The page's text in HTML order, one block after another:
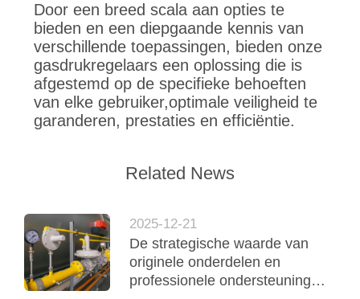
Door een breed scala aan opties te
bieden en een diepgaande kennis van
verschillende toepassingen, bieden onze
gasdrukregelaars een oplossing die is
afgestemd op de specifieke behoeften
van elke gebruiker,optimale veiligheid te
garanderen, prestaties en efficiëntie.
Related News
2025-12-21
De strategische waarde van
originele onderdelen en
professionele ondersteuning